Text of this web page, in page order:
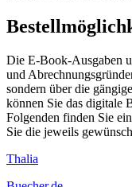
Die E-Book-Ausgaben
und
sondern über die
können Sie das digitale
Folgenden finden Sie
Sie die jeweils
Thalia